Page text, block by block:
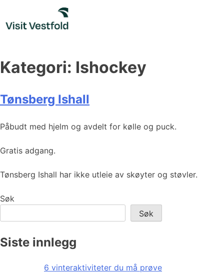
content
Kategori: Ishockey
Tønsberg Ishall
Påbudt med hjelm og avdelt for kølle og puck.
Gratis adgang.
Tønsberg Ishall har ikke utleie av skøyter og støvler.
Søk
Søk
Siste innlegg
6 vinteraktiviteter du må prøve